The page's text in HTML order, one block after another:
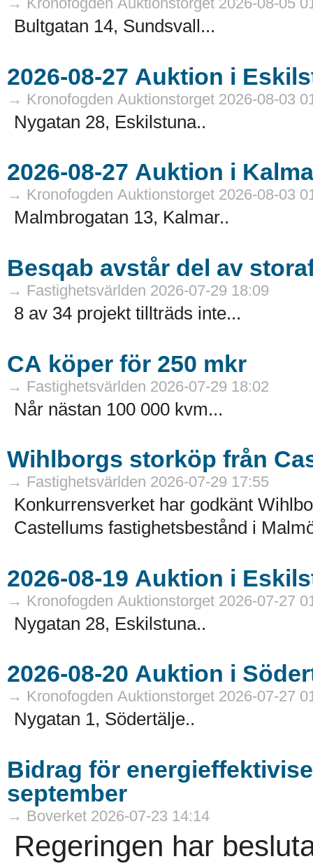
Bultgatan 14, Sundsvall...
→ Kronofogden Auktionstorget 2026-08-03
Nygatan 28, Eskilstuna..
→ Kronofogden Auktionstorget 2026-08-03
Malmbrogatan 13, Kalmar..
Besqab avstår del av
→ Fastighetsvärlden 2026-07-29 18:09
8 av 34 projekt tillträds inte...
CA köper för 250 mkr
→ Fastighetsvärlden 2026-07-29 18:02
Når nästan 100 000 kvm...
Wihlborgs storköp från
→ Fastighetsvärlden 2026-07-29 17:55
Konkurrensverket har godkänt
Castellums fastighetsbestånd i
→ Kronofogden Auktionstorget 2026-07-27
Nygatan 28, Eskilstuna..
→ Kronofogden Auktionstorget 2026-07-27
Nygatan 1, Södertälje..
Bidrag för
september
→ Boverket 2026-07-23 14:14
Regeringen har